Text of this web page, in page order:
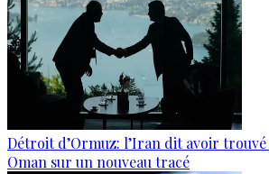
Détroit d’Ormuz: l’Iran dit avoir trouvé
Oman sur un nouveau tracé